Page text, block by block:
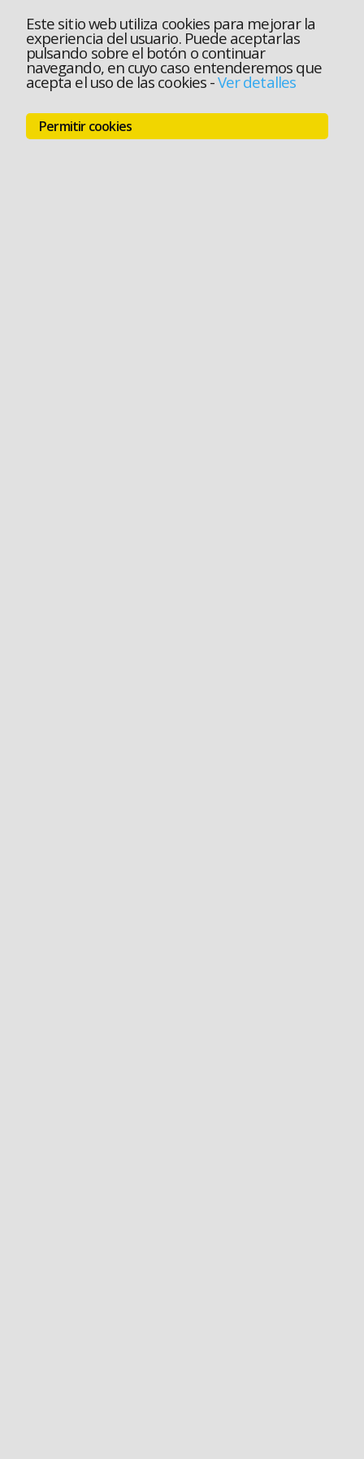
Este sitio web utiliza cookies para mejorar la
experiencia del usuario. Puede aceptarlas
pulsando sobre el botón o continuar
navegando, en cuyo caso entenderemos que
acepta el uso de las cookies-Ver detalles
Permitir cookies